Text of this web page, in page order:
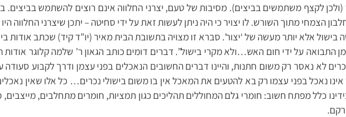
(ולכן לקצף משתמשים בביצים). מסיבות של טעם, יצרני החלווה אינם רוצים להשתמש
הצמחי מתוך השורש. לו יצויר כי היה ניתן לעשות זאת על ידי סחיטה – יתכן שיצרני החלווה
אלא יותר מעשה של ‘יצור’. סברא זו מצויה בתשובת הבית מאיר (יו”ד קיד) שכתב אודות
על ידי חום האש…ולא מקרי בישול”. דברים דומים כותב הגאון ר’ שלמה קלוגר
נכרים לא נאסר רק משום חתנות, והיינו דברים החשובים הנאכלים בפני עצמן ודרך לקבוע
אינו נאכל בפני עצמו רק בא להטעים את המאכל אין בו משום בישולי נכרים… כל אלו שאין
כלל מפתח חשוב: חומרי גלם המחוללים תהליכים כגון תמציות, חומרים מתחלבים,